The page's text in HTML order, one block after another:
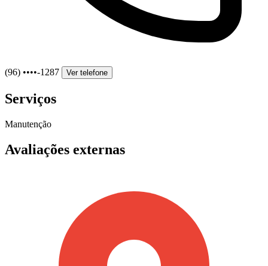
(96) ••••-1287 Ver telefone
Serviços
Manutenção
Avaliações externas